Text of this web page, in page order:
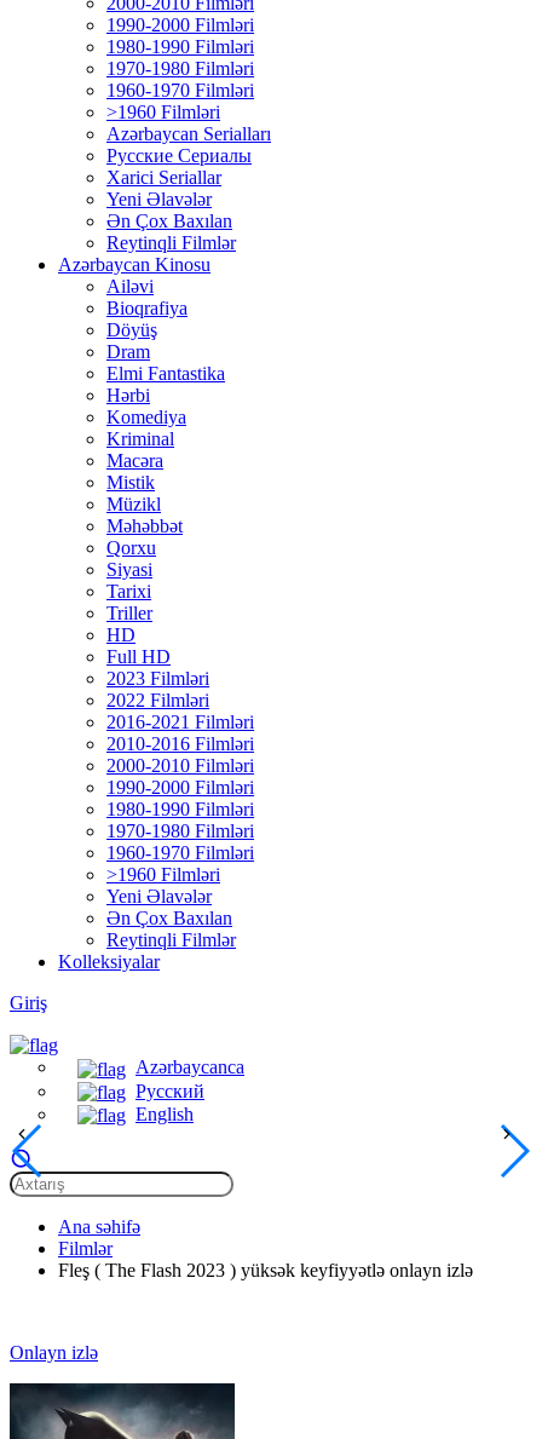
1990-2000 Filmləri
1980-1990 Filmləri
1970-1980 Filmləri
1960-1970 Filmləri
>1960 Filmləri
Azərbaycan Serialları
Русские Сериалы
Xarici Seriallar
Yeni Əlavələr
Ən Çox Baxılan
Reytinqli Filmlər
Azərbaycan Kinosu
Ailəvi
Bioqrafiya
Döyüş
Dram
Elmi Fantastika
Hərbi
Komediya
Kriminal
Macəra
Mistik
Müzikl
Məhəbbət
Qorxu
Siyasi
Tarixi
Triller
HD
Full HD
2023 Filmləri
2022 Filmləri
2016-2021 Filmləri
2010-2016 Filmləri
2000-2010 Filmləri
1990-2000 Filmləri
1980-1990 Filmləri
1970-1980 Filmləri
1960-1970 Filmləri
>1960 Filmləri
Yeni Əlavələr
Ən Çox Baxılan
Reytinqli Filmlər
Kolleksiyalar
Giriş
Azərbaycanca
Русский
English
Ana səhifə
Filmlər
Fleş ( The Flash 2023 ) yüksək keyfiyyətlə onlayn izlə
Onlayn izlə